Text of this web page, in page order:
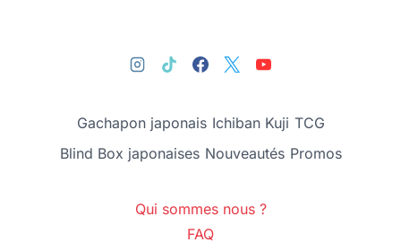
Gachapon japonais Ichiban Kuji TCG
Blind Box japonaises Nouveautés Promos
Qui sommes nous ?
FAQ